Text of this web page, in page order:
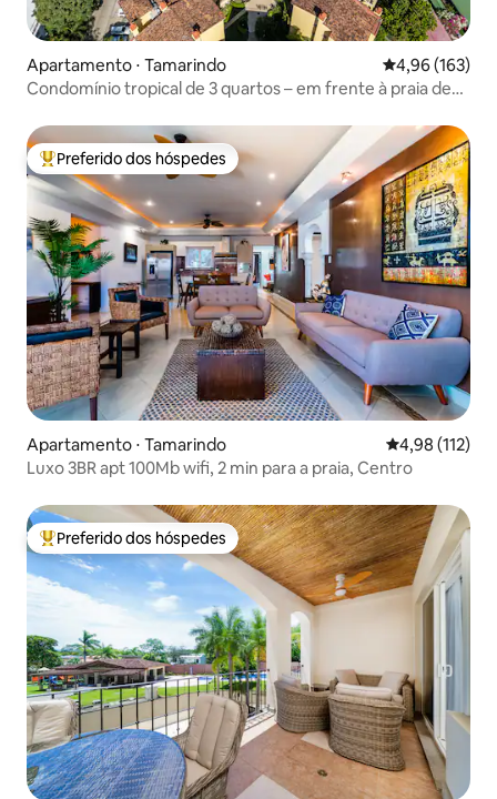
Apartamento ⋅ Tamarindo 4,96 de uma
4,96 (163)
Condomínio tropical de 3 quartos – em frente à praia de
Entre os melhores preferidos dos hóspedes
Preferido dos hóspedes
Apartamento ⋅ Tamarindo 4,98 de uma
4,98 (112)
Luxo 3BR apt 100Mb wifi, 2 min para a praia, Centro
Entre os melhores preferidos dos hóspedes
Preferido dos hóspedes